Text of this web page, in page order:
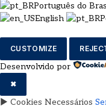
Português do
English
CUSTOMIZE
Desenvolvido por
✖
► Cookies Necessários